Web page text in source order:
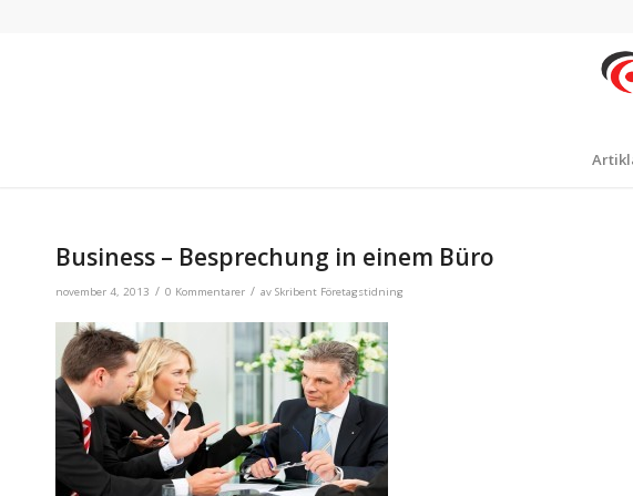
Business – Besprechung in einem Büro
november 4, 2013 / 0 Kommentarer / av Skribent Företagstidning